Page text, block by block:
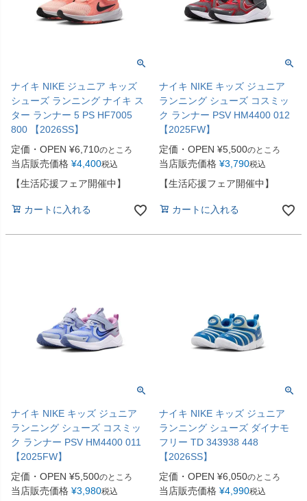
ナイキ NIKE ジュニア キッズ
シューズ ランニング ナイキ ス
ター ランナー 5 PS HF7005
800 【2026SS】
定価・OPEN ¥6,710のところ
当店販売価格 ¥4,400税込
【生活応援フェア開催中】
カートに入れる
ナイキ NIKE キッズ ジュニア
ランニング シューズ コスミッ
ク ランナー PSV HM4400 012
【2025FW】
定価・OPEN ¥5,500のところ
当店販売価格 ¥3,790税込
【生活応援フェア開催中】
カートに入れる
ナイキ NIKE キッズ ジュニア
ランニング シューズ コスミッ
ク ランナー PSV HM4400 011
【2025FW】
定価・OPEN ¥5,500のところ
当店販売価格 ¥3,980税込
ナイキ NIKE キッズ ジュニア
ランニング シューズ ダイナモ
フリー TD 343938 448
【2026SS】
定価・OPEN ¥6,050のところ
当店販売価格 ¥4,990税込